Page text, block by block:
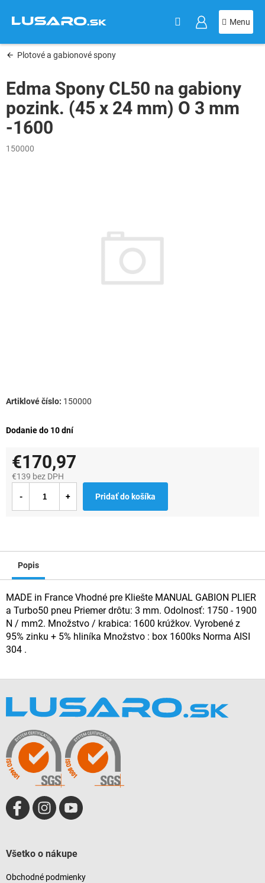
obsah
Plotové a gabionové spony
Edma Spony CL50 na gabiony
pozink. (45 x 24 mm) O 3 mm
-1600
150000
Dodanie do 10 dní
150000
€170,97
€139 bez DPH
cena:
Pridať do košíka
Popis
MADE in France Vhodné pre Kliešte MANUAL GABION PLIER
a Turbo50 pneu Priemer drôtu: 3 mm. Odolnosť: 1750 - 1900
N / mm2. Množstvo / krabica: 1600 krúžkov. Vyrobené z
95% zinku + 5% hliníka Množstvo : box 1600ks Norma AISI
304 .
Všetko o nákupe
Obchodné podmienky